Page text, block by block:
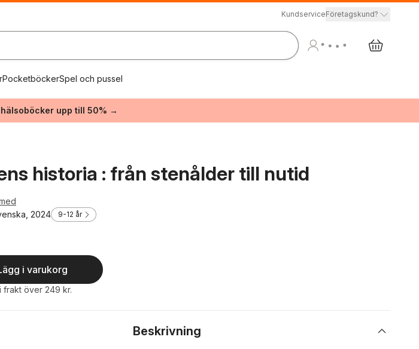
KundserviceFöretagskund?
PocketböckerSpel och pussel
upp till 50% →
historia : från stenålder till nutid
2024
9-12 år
i varukorg
frakt över 249 kr.
Beskrivning